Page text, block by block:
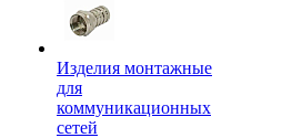
Изделия монтажные
для
коммуникационных
сетей